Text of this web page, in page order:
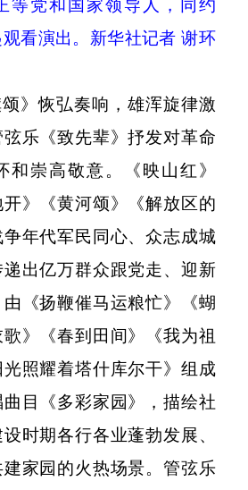
等党和国家领导人，同约
看演出。新华社记者 谢环
》恢弘奏响，雄浑旋律激
乐《致先辈》抒发对革命
和崇高敬意。《映山红》
开》《黄河颂》《解放区的
年代军民同心、众志成城
出亿万群众跟党走、迎新
《扬鞭催马运粮忙》《蝴
》《春到田间》《我为祖
照耀着塔什库尔干》组成
目《多彩家园》，描绘社
时期各行各业蓬勃发展、
家园的火热场景。管弦乐